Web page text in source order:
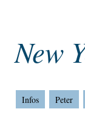
New
Infos Peter